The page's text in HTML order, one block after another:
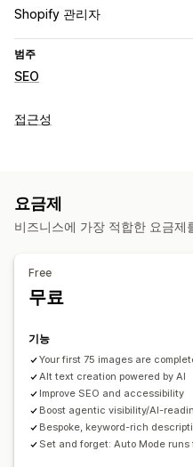
Shopify 관리자
범주
SEO
SEO 도구
접근성
접근성 도구
요금제
비즈니스에 가장 적합한 요금제
Free
무료
기능
Your first 75 images are
Alt text creation powered by AI
Improve SEO and accessibility
Boost agentic visibility/AI-
Bespoke, keyword-rich
Set and forget: Auto Mode runs